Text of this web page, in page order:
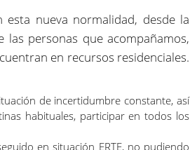
nueva normalidad, desde la
las personas que acompañamos,
en recursos residenciales.
de incertidumbre constante, así
habituales, participar en todos los
en situación ERTE, no pudiendo